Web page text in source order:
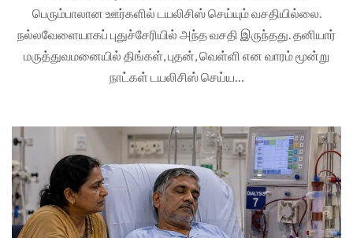
பெரும்பாலான ஊர்களில் டயலிசிஸ் செய்யும் வசதியில்லை.
நல்லவேளையாகப் புதுச்சேரியில் அந்த வசதி இருந்தது. தனியார்
மருத்துவமனையில் திங்கள், புதன், வெள்ளி என வாரம் மூன்று
நாட்கள் டயலிசிஸ் செய்ய…